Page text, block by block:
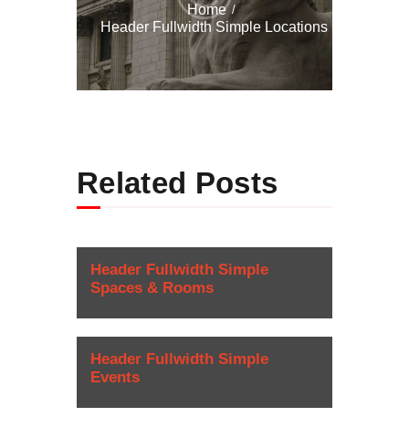
Home
Header Fullwidth Simple Locations
Related Posts
Header Fullwidth Simple
Spaces & Rooms
Header Fullwidth Simple
Events